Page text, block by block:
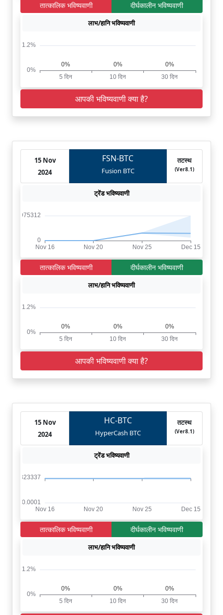
तात्कालिक भविष्यवाणी दीर्घकालीन भविष्यवाणी
लाभ/हानि भविष्यवाणी
आपकी भविष्यवाणी क्या है?
15 Nov
2024
FSN-BTC
Fusion BTC
तटस्थ
(Ver8.1)
ट्रेंड भविष्यवाणी
तात्कालिक भविष्यवाणी दीर्घकालीन भविष्यवाणी
लाभ/हानि भविष्यवाणी
आपकी भविष्यवाणी क्या है?
15 Nov
2024
HC-BTC
HyperCash BTC
तटस्थ
(Ver8.1)
ट्रेंड भविष्यवाणी
तात्कालिक भविष्यवाणी दीर्घकालीन भविष्यवाणी
लाभ/हानि भविष्यवाणी